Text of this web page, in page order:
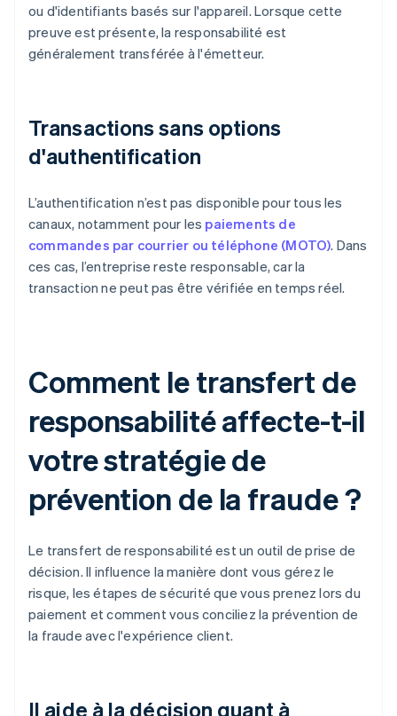
ou d'identifiants basés sur l'appareil. Lorsque cette
preuve est présente, la responsabilité est
généralement transférée à l'émetteur.
Transactions sans options
d'authentification
L’authentification n’est pas disponible pour tous les
canaux, notamment pour les paiements de
commandes par courrier ou téléphone (MOTO). Dans
ces cas, l’entreprise reste responsable, car la
transaction ne peut pas être vérifiée en temps réel.
Comment le transfert de
responsabilité affecte-t-il
votre stratégie de
prévention de la fraude ?
Le transfert de responsabilité est un outil de prise de
décision. Il influence la manière dont vous gérez le
risque, les étapes de sécurité que vous prenez lors du
paiement et comment vous conciliez la prévention de
la fraude avec l'expérience client.
Il aide à la décision quant à